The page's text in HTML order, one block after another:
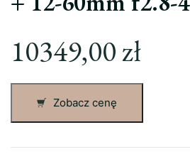
10349,00zł
Zobacz cenę